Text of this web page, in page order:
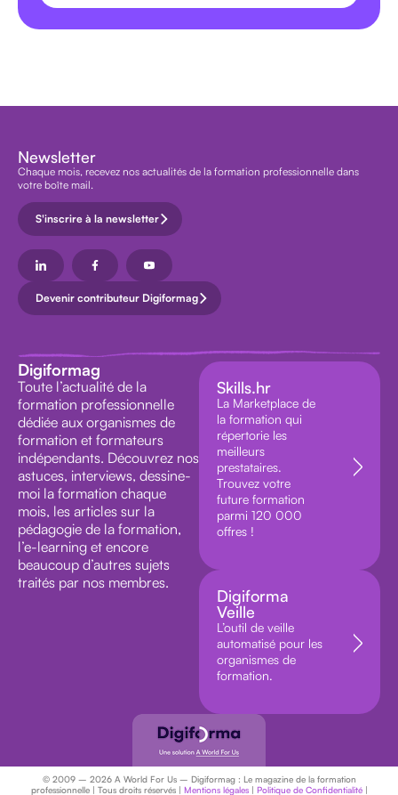
Newsletter
Chaque mois, recevez nos actualités de la formation professionnelle dans
votre boîte mail.
S'inscrire à la newsletter
Devenir contributeur Digiformag
Digiformag
Toute l’actualité de la
formation professionnelle
dédiée aux organismes de
formation et formateurs
indépendants. Découvrez nos
astuces, interviews, dessine-
moi la formation chaque
mois, les articles sur la
pédagogie de la formation,
l’e-learning et encore
beaucoup d’autres sujets
traités par nos membres.
Skills.hr
La Marketplace de
la formation qui
répertorie les
meilleurs
prestataires.
Trouvez votre
future formation
parmi 120 000
offres !
Digiforma
Veille
L’outil de veille
automatisé pour les
organismes de
formation.
© 2009 – 2026 A World For Us – Digiformag : Le magazine de la formation
professionnelle | Tous droits réservés | Mentions légales| Politique de Confidentialité|